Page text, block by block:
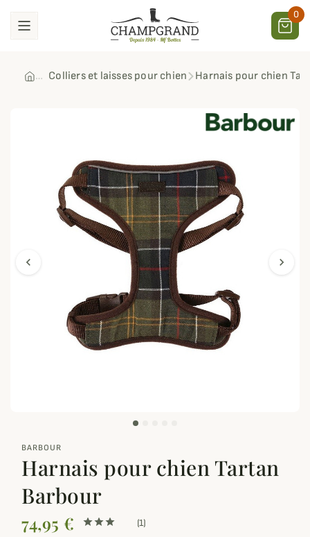
0
Colliers et laisses pour chien Harnais pour chien
chevron_left chevron_right
BARBOUR
Harnais pour chien Tartan
Barbour
74,95 € (1)